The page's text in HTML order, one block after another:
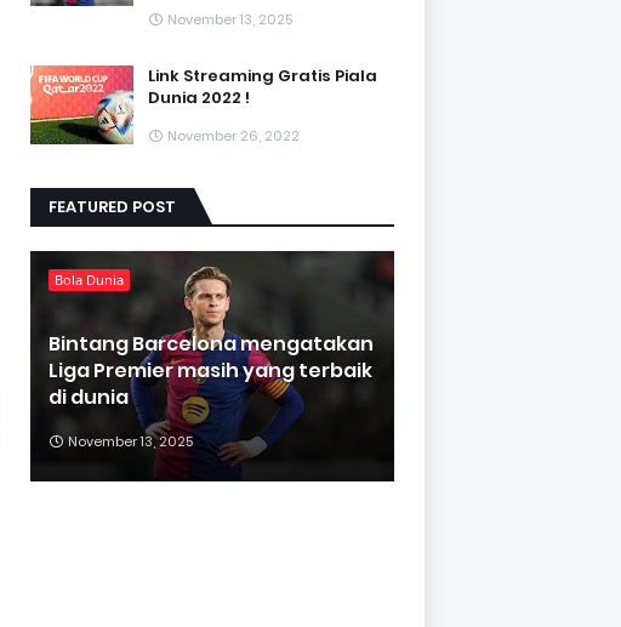
November 13, 2025
Link Streaming Gratis Piala
Dunia 2022 !
November 26, 2022
FEATURED POST
Bola Dunia
Bintang Barcelona mengatakan
Liga Premier masih yang terbaik
di dunia
November 13, 2025